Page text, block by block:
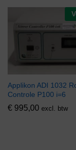
Applikon ADI 1032
Controle P100 i=6
€ 995,00 excl. btw